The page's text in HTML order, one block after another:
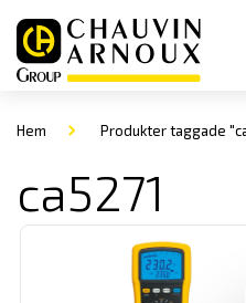
Hem Produkter taggade
ca5271